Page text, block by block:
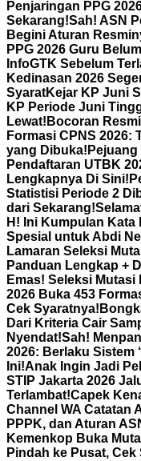
Penjaringan PPG
Sekarang!Sah! ASN
Begini Aturan
PPG 2026 Guru
InfoGTK Sebelum
Kedinasan 2026
SyaratKejar KP Juni
KP Periode Juni
Lewat! Bocoran
Formasi CPNS 2026:
yang Dibuka!
Pendaftaran UTBK
Lengkapnya Di Sini!
Statistisi Periode 2
dari Sekarang!
H! Ini Kumpulan Kata
Spesial untuk Abdi
Lamaran Seleksi
Panduan Lengkap +
Emas! Seleksi
2026 Buka 453
Cek Syaratnya!
Dari Kriteria Cair
Nyendat!Sah!
2026: Berlaku Sistem
Ini!Anak Ingin Jadi
STIP Jakarta 2026
Terlambat!Capek
Channel WA Catatan
PPPK, dan Aturan
Kemenkop Buka
Pindah ke Pusat, Cek